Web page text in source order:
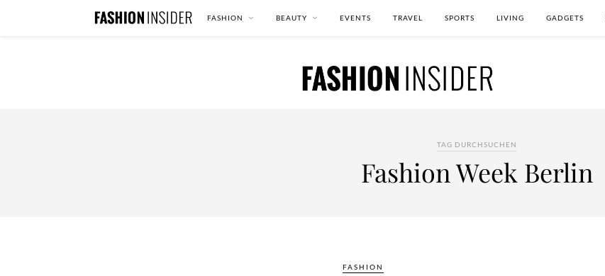
FASHION BEAUTY EVENTS TRAVEL SPORTS LIVING GADGETS
TAG DURCHSUCHEN
Fashion Week Berlin
FASHION